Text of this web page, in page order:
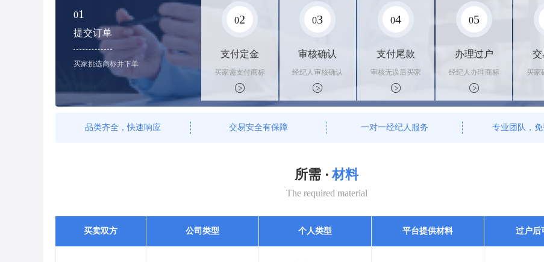
01
提交订单
买家挑选商标并下单
02
支付定金
买家需支付商标
标价的100%的
购买订金
03
审核确认
经纪人审核确认
商标状态
04
支付尾款
审核无误后买家
支付尾款，卖家
办理相关手续
05
办理过户
经纪人办理商标
转让手续，交付
相关证书
交
买家
料
资
品类齐全，快速响应 交易安全有保障 一对一经纪人服务 专业团队，
所需 · 材料
The required material
买卖双方 公司类型 个人类型 平台提供材料 过户后